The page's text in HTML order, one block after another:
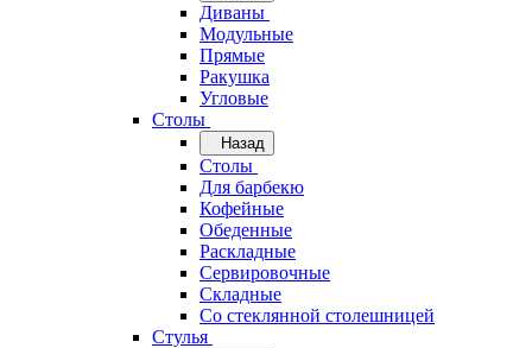
Диваны
Модульные
Прямые
Ракушка
Угловые
Столы
Назад
Столы
Для барбекю
Кофейные
Обеденные
Раскладные
Сервировочные
Складные
Со стеклянной столешницей
Стулья